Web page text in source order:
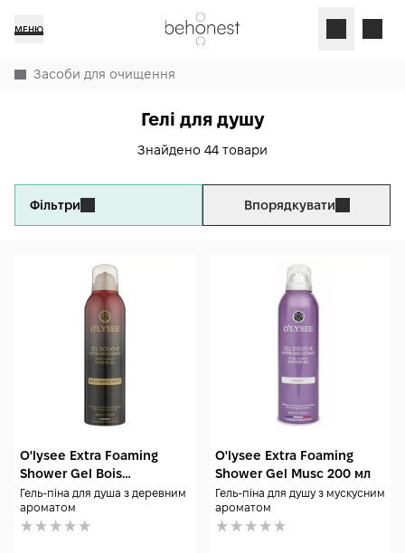
МЕНЮ
Засоби для очищення
Гелі для душу
Знайдено 44 товари
Фільтри Впорядкувати
O'lysee Extra Foaming
Shower Gel Bois
Envoutant 200 мл
Гель-піна для душа з деревним
ароматом
O'lysee Extra Foaming
Shower Gel Musc 200 мл
Гель-піна для душу з мускусним
ароматом